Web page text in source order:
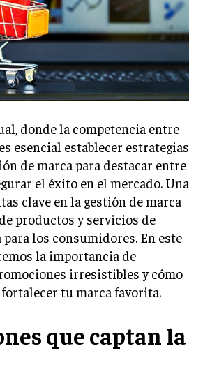
any subscription plan, you get access
that let you stay ahead of the curve.
PUBLIC OPINION
DE MARKETING
MARKETING
donde la competencia entre
esencial establecer estrategias
de marca para destacar entre
el éxito en el mercado. Una
clave en la gestión de marca
productos y servicios de
los consumidores. En este
la importancia de
irresistibles y cómo
tu marca favorita.
que captan la